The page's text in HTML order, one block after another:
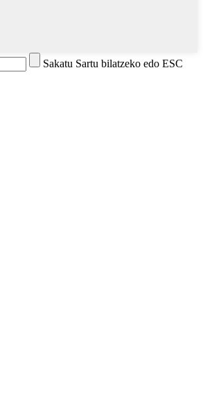
Sakatu Sartu bilatzeko edo ESC